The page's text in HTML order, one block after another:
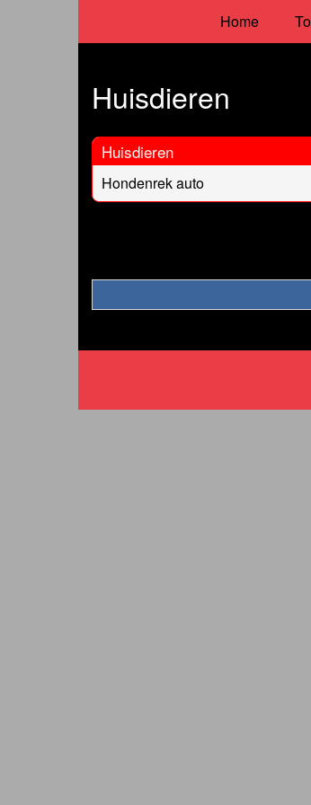
Home
Huisdieren
Huisdieren
Hondenrek auto